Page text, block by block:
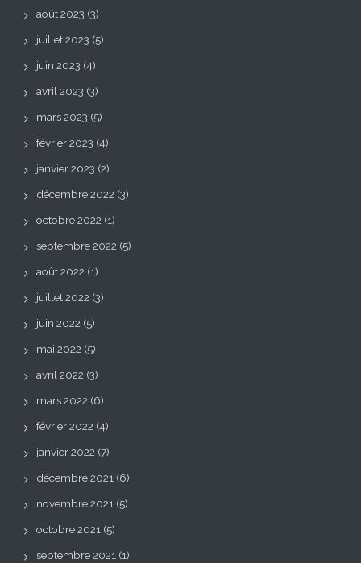
août 2023 (3)
juillet 2023 (5)
juin 2023 (4)
avril 2023 (3)
mars 2023 (5)
février 2023 (4)
janvier 2023 (2)
décembre 2022 (3)
octobre 2022 (1)
septembre 2022 (5)
août 2022 (1)
juillet 2022 (3)
juin 2022 (5)
mai 2022 (5)
avril 2022 (3)
mars 2022 (6)
février 2022 (4)
janvier 2022 (7)
décembre 2021 (6)
novembre 2021 (5)
octobre 2021 (5)
septembre 2021 (1)